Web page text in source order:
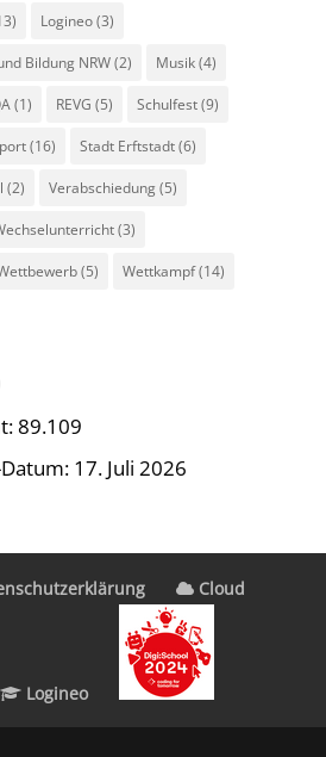
Logineo(3)
Bildung NRW(2) Musik(4)
(1) REVG (5) Schulfest(9)
(16) Stadt Erftstadt(6)
(2) Verabschiedung(5)
(3)
(5) Wettkampf(14)
89.109
17. Juli 2026
Cloud
Logineo